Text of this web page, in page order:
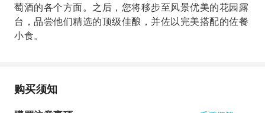
萄酒的各个方面。之后，您将移步至风景优美的花园露
台，品尝他们精选的顶级佳酿，并佐以完美搭配的佐餐
小食。
购买须知